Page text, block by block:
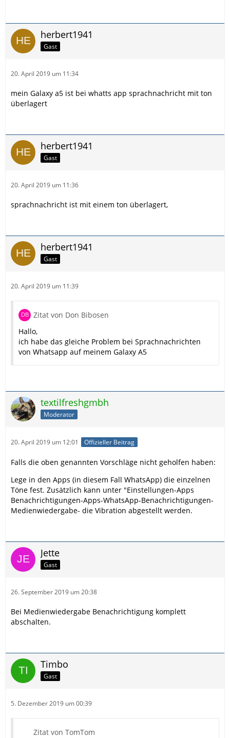
herbert1941
Gast
20. April 2019 um 11:34
mein Galaxy a5 ist bei whatts app sprachnachricht mit ton
überlagert
herbert1941
Gast
20. April 2019 um 11:36
sprachnachricht ist mit einem ton überlagert,
herbert1941
Gast
20. April 2019 um 11:39
Zitat von Don Bibosen
Hallo,
ich habe das gleiche Problem bei Sprachnachrichten
von Whatsapp auf meinem Galaxy A5
textilfreshgmbh
Moderator
20. April 2019 um 12:01 Offizieller Beitrag
Falls die oben genannten Vorschläge nicht geholfen haben:
Lege in den Apps (in diesem Fall WhatsApp) die einzelnen
Töne fest. Zusätzlich kann unter "Einstellungen-Apps
Benachrichtigungen-Apps-WhatsApp-Benachrichtigungen-
Medienwiedergabe- die Vibration abgestellt werden.
Jette
Gast
26. September 2019 um 20:38
Bei Medienwiedergabe Benachrichtigung komplett
abschalten.
Timbo
Gast
5. Dezember 2019 um 00:39
Zitat von TomTom